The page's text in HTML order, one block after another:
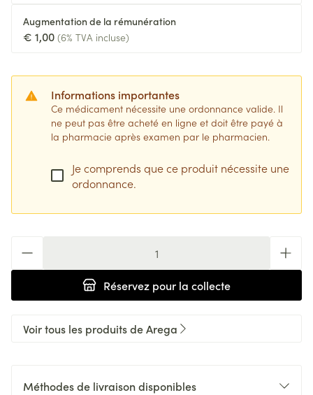
Augmentation de la rémunération
€ 1,00 (6% TVA incluse)
Informations importantes
Ce médicament nécessite une ordonnance valide. Il
ne peut pas être acheté en ligne et doit être payé à
la pharmacie après examen par le pharmacien.
Je comprends que ce produit nécessite une
ordonnance.
Réservez pour la collecte
Voir tous les produits de Arega
Méthodes de livraison disponibles